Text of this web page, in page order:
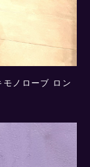
ノローブ ロン